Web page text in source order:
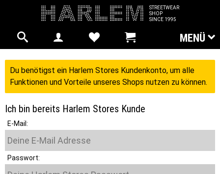
STREETWEAR
SHOP
SINCE 1995
MENÜ
Du benötigst ein Harlem Stores Kundenkonto, um alle
Funktionen und Vorteile unseres Shops nutzen zu können.
Ich bin bereits Harlem Stores Kunde
E-Mail:
Passwort: